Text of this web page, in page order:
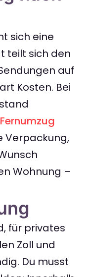
sich eine
teilt sich den
auf
Kosten. Bei
Fernumzug
Verpackung,
Wohnung –
für privates
Zoll und
Du musst